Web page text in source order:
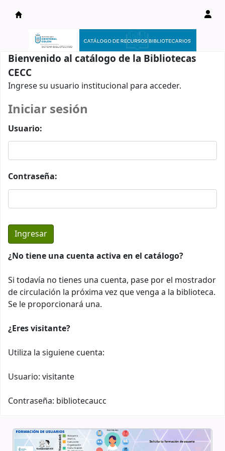
Catálogo en línea
Bienvenido al catálogo de la Bibliotecas
CECC
Ingrese su usuario institucional para acceder.
Iniciar sesión
Usuario:
Contraseña:
¿No tiene una cuenta activa en el catálogo?
Si todavía no tienes una cuenta, pase por el mostrador
de circulación la próxima vez que venga a la biblioteca.
Se le proporcionará una.
¿Eres visitante?
Utiliza la siguiene cuenta:
Usuario: visitante
Contraseña: bibliotecaucc